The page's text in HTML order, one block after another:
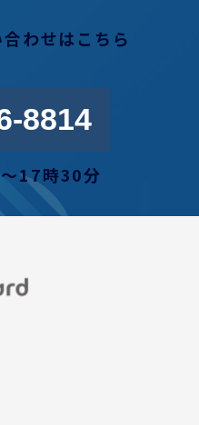
わせはこちら
8814
17時30分